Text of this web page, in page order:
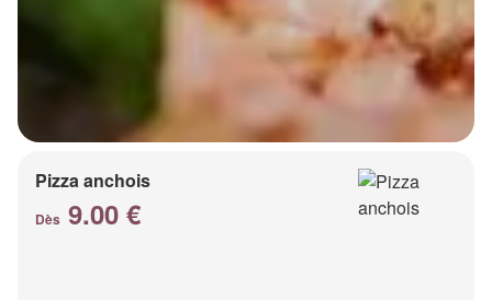
Pizza anchois
Dès 9.00 €